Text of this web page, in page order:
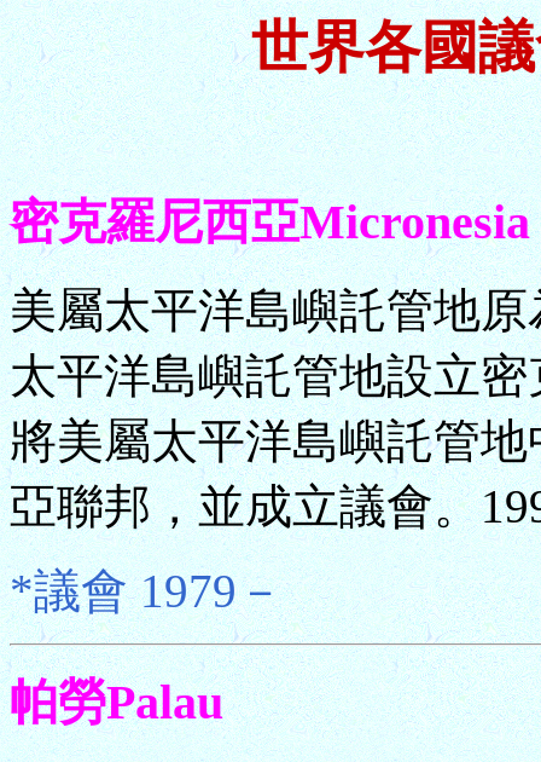
世界各國
密克羅尼西亞Micronesia
美屬太平洋島嶼託管地
太平洋島嶼託管地設立
將美屬太平洋島嶼託管
亞聯邦，並成立議會。
*議會 1979－
帕勞Palau